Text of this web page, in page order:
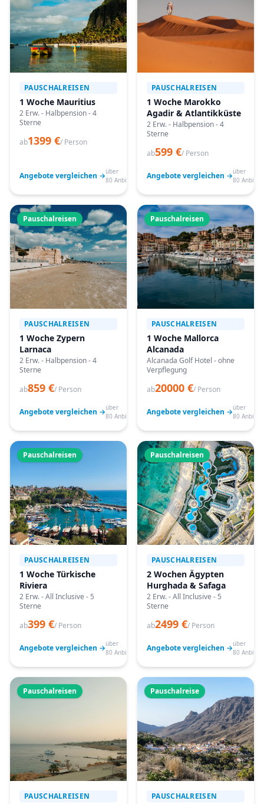
PAUSCHALREISEN
1 Woche Mauritius
2 Erw. - Halbpension - 4
Sterne
ab1399 €/ Person
Angebote vergleichen →über
80 Anbieter
PAUSCHALREISEN
1 Woche Marokko
Agadir & Atlantikküste
2 Erw. - Halbpension - 4
Sterne
ab599 €/ Person
Angebote vergleichen →über
80
Pauschalreisen
PAUSCHALREISEN
1 Woche Zypern
Larnaca
2 Erw. - Halbpension - 4
Sterne
ab859 €/ Person
Angebote vergleichen →über
80 Anbieter
Pauschalreisen
PAUSCHALREISEN
1 Woche Mallorca
Alcanada
Alcanada Golf Hotel - ohne
Verpflegung
ab20000 €/ Person
Angebote vergleichen →über
80
Pauschalreisen
PAUSCHALREISEN
1 Woche Türkische
Riviera
2 Erw. - All Inclusive - 5
Sterne
ab399 €/ Person
Angebote vergleichen →über
80 Anbieter
Pauschalreisen
PAUSCHALREISEN
2 Wochen Ägypten
Hurghada & Safaga
2 Erw. - All Inclusive - 5
Sterne
ab2499 €/ Person
Angebote vergleichen →über
80
Pauschalreisen
PAUSCHALREISEN
Pauschalreise
PAUSCHALREISEN